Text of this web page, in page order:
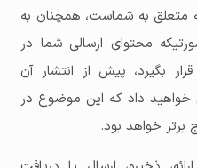
متعلق به شماست، همچنان به
محتوای ارسالی شما در
بگیرد، پیش از انتشار آن
خواهید داد که این موضوع در
خواهد بود.